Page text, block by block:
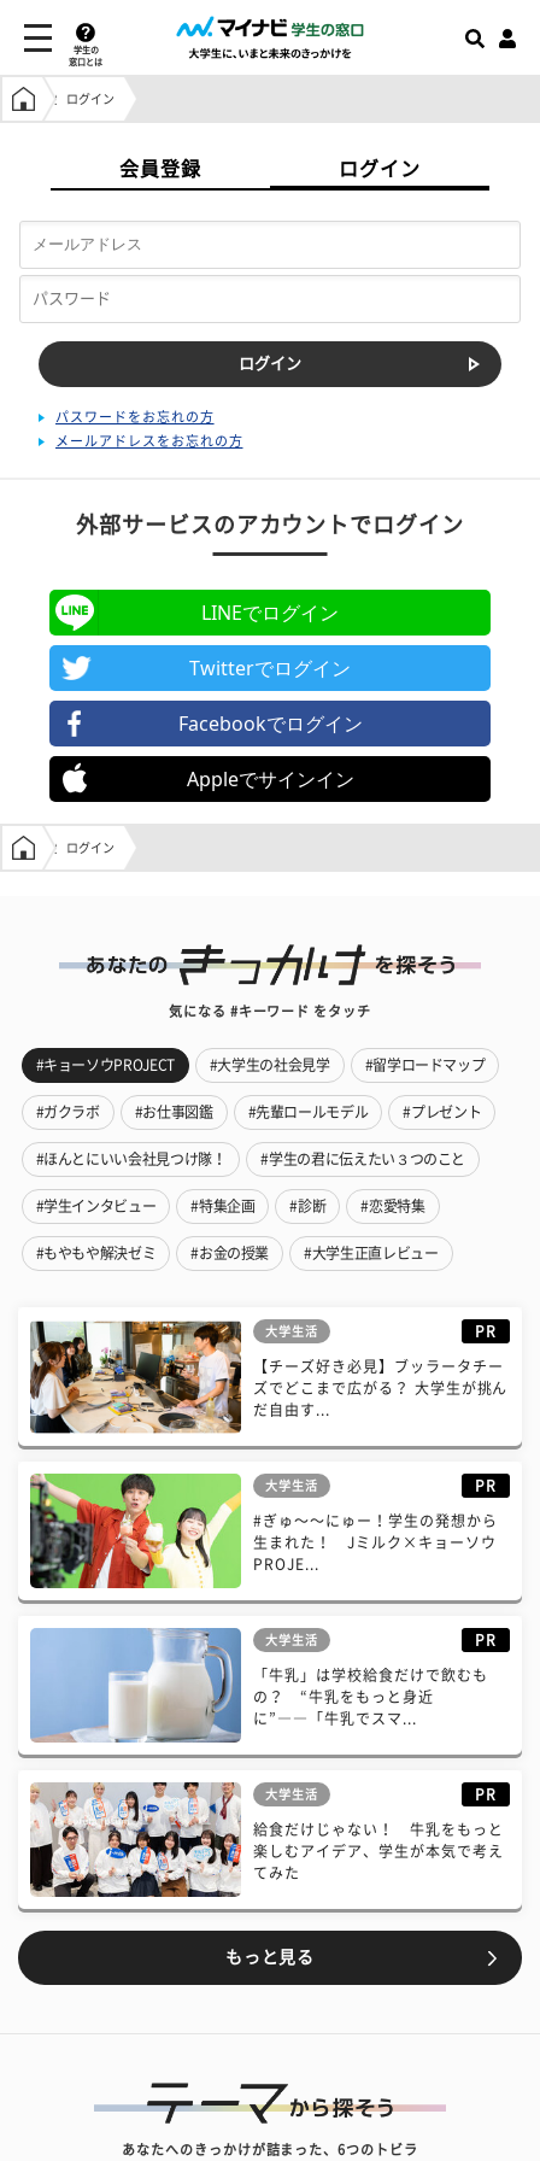
学生の
窓口とは
学生の窓口トップ
ログイン
会員登録 ログイン
パスワードをお忘れの方
メールアドレスをお忘れの方
外部サービスのアカウントでログイン
LINEでログイン
Twitterでログイン
Facebookでログイン
Appleでサインイン
学生の窓口トップ
ログイン
気になる #キーワード をタッチ
#キョーソウPROJECT #大学生の社会見学 #留学ロードマップ
#ガクラボ #お仕事図鑑 #先輩ロールモデル #プレゼント
#ほんとにいい会社見つけ隊！ #学生の君に伝えたい３つのこと
#学生インタビュー #特集企画 #診断 #恋愛特集
#もやもや解決ゼミ #お金の授業 #大学生正直レビュー
大学生活 PR
【チーズ好き必見】ブッラータチー
ズでどこまで広がる？ 大学生が挑ん
だ自由す...
大学生活 PR
#ぎゅ〜〜にゅー！学生の発想から
生まれた！ Jミルク×キョーソウ
PROJE...
大学生活 PR
「牛乳」は学校給食だけで飲むも
の？ “牛乳をもっと身近
に”――「牛乳でスマ...
大学生活 PR
給食だけじゃない！ 牛乳をもっと
楽しむアイデア、学生が本気で考え
てみた
もっと見る
あなたへのきっかけが詰まった、6つのトビラ